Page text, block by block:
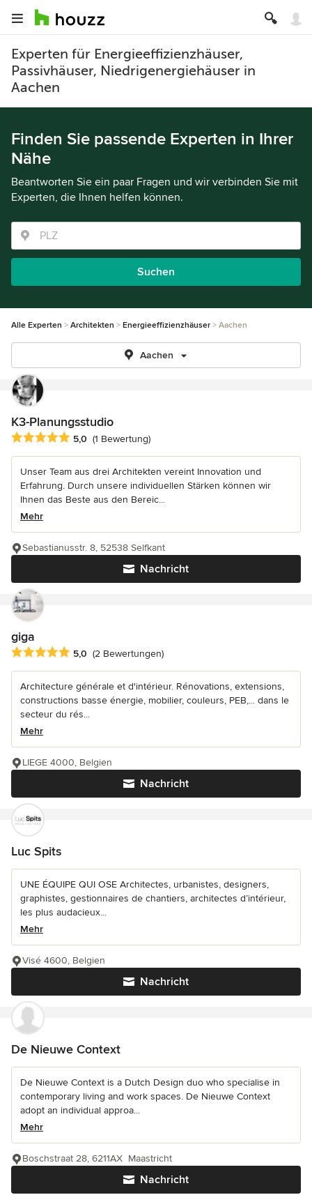
Experten für Energieeffizienzhäuser,
Passivhäuser, Niedrigenergiehäuser in
Aachen
Finden Sie passende Experten in Ihrer
Nähe
Beantworten Sie ein paar Fragen und wir verbinden Sie mit
Experten, die Ihnen helfen können.
Suchen
Alle Experten Architekten Energieeffizienzhäuser Aachen
Aachen
K3-Planungsstudio
Durchschnittliche Bewertung: 5 von 5 Sternen
5,0 (1 Bewertung)
Unser Team aus drei Architekten vereint Innovation und
Erfahrung. Durch unsere individuellen Stärken können wir
Ihnen das Beste aus den Bereic...
Mehr
Nachricht
Sebastianusstr. 8, 52538 Selfkant
giga
Durchschnittliche Bewertung: 5 von 5 Sternen
5,0 (2 Bewertungen)
Architecture générale et d'intérieur. Rénovations, extensions,
constructions basse énergie, mobilier, couleurs, PEB,... dans le
secteur du rés...
Mehr
Nachricht
LIEGE 4000, Belgien
Luc Spits
UNE ÉQUIPE QUI OSE Architectes, urbanistes, designers,
graphistes, gestionnaires de chantiers, architectes d’intérieur,
les plus audacieux...
Mehr
Nachricht
Visé 4600, Belgien
De Nieuwe Context
De Nieuwe Context is a Dutch Design duo who specialise in
contemporary living and work spaces. De Nieuwe Context
adopt an individual approa...
Mehr
Nachricht
Boschstraat 28, 6211AX Maastricht